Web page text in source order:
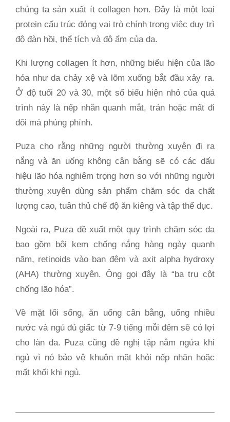
chúng ta sản xuất ít collagen hơn. Đây là một loại
protein cấu trúc đóng vai trò chính trong việc duy trì
độ đàn hồi, thể tích và độ ẩm của da.
Khi lượng collagen ít hơn, những biểu hiện của lão
hóa như da chảy xệ và lõm xuống bắt đầu xảy ra.
Ở độ tuổi 20 và 30, một số biểu hiện nhỏ của quá
trình này là nếp nhăn quanh mắt, trán hoặc mất đi
đôi má phúng phính.
Puza cho rằng những người thường xuyên đi ra
nắng và ăn uống không cân bằng sẽ có các dấu
hiệu lão hóa nghiêm trọng hơn so với những người
thường xuyên dùng sản phẩm chăm sóc da chất
lượng cao, tuân thủ chế độ ăn kiêng và tập thể dục.
Ngoài ra, Puza đề xuất một quy trình chăm sóc da
bao gồm bôi kem chống nắng hàng ngày quanh
năm, retinoids vào ban đêm và axit alpha hydroxy
(AHA) thường xuyên. Ông gọi đây là “ba trụ cột
chống lão hóa”.
Về mặt lối sống, ăn uống cân bằng, uống nhiều
nước và ngủ đủ giấc từ 7-9 tiếng mỗi đêm sẽ có lợi
cho làn da. Puza cũng đề nghị tập nằm ngửa khi
ngủ vì nó bảo vệ khuôn mặt khỏi nếp nhăn hoặc
mất khối khi ngủ.